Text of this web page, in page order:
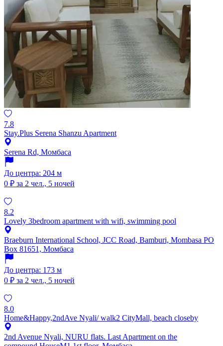
7.8
Stay.Plus Serena Shanzu Apartment
Serena Rd, Момбаса
До центра: 204 м
0 ₽ за 2 чел., 5 ночей
8.2
Lovely 3bedroom apartment with wifi, swimming pool
Braeburn International School, JCC Road, Bamburi, Mombasa PO
Box 81651, Момбаса
До центра: 173 м
0 ₽ за 2 чел., 5 ночей
8.0
Home&Happy,2ndAve Nyali/ walk2 CityMall, beach closeby
2nd Avenue Nyali, NURU flats. Last Apartment on the